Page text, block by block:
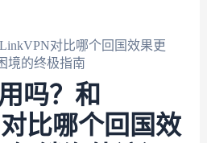
对比哪个回国效果更
的终极指南
吗？和
比哪个回国效